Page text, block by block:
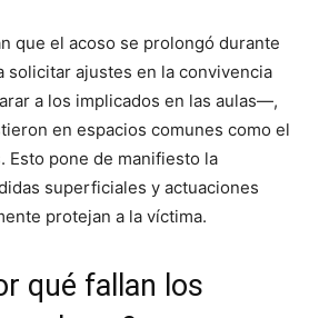
que el acoso se prolongó durante
solicitar ajustes en la convivencia
a los implicados en las aulas—,
en espacios comunes como el
Esto pone de manifiesto la
superficiales y actuaciones
protejan a la víctima.
qué fallan los